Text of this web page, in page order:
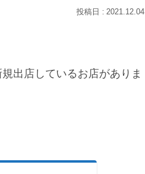
2021.12.04
出店しているお店がありま